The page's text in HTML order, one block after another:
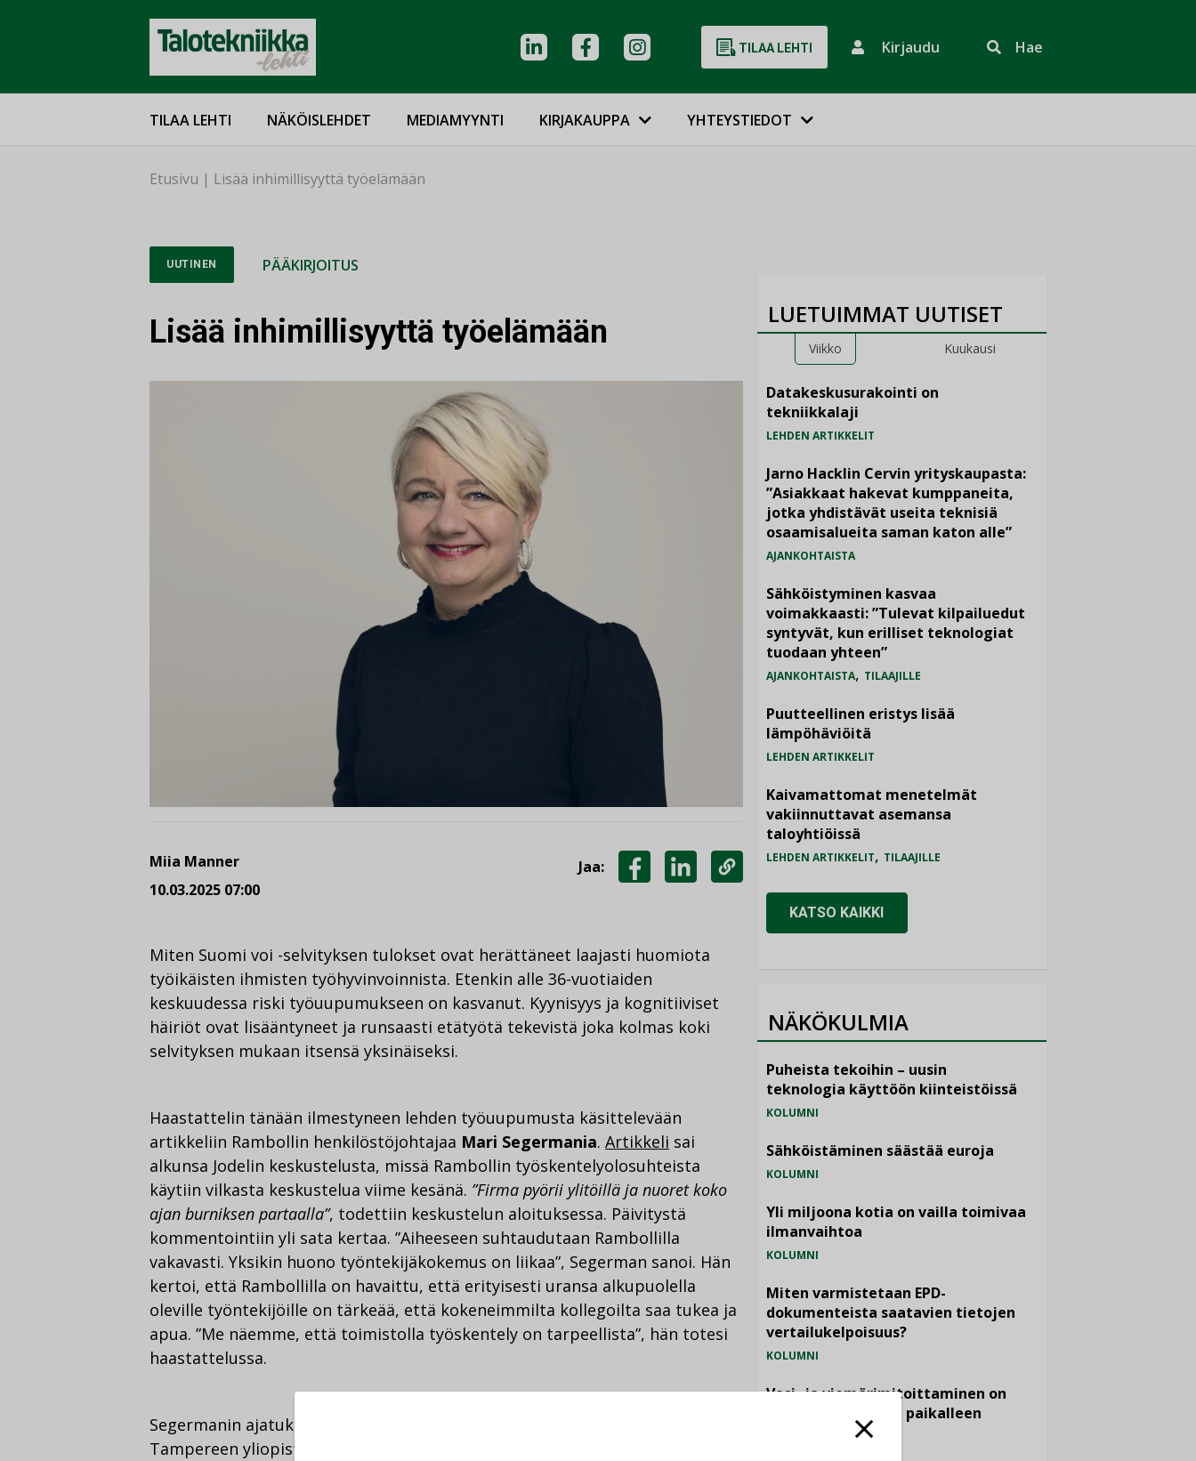
TILAA LEHTI Kirjaudu Hae
TILAA LEHTI NÄKÖISLEHDET MEDIAMYYNTI KIRJAKAUPPA YHTEYSTIEDOT
Etusivu | Lisää inhimillisyyttä työelämään
UUTINEN PÄÄKIRJOITUS
Lisää inhimillisyyttä työelämään
Miia Manner
10.03.2025 07:00
Jaa:
LINKEDINISSÄ
KOPIOI
Miten Suomi voi -selvityksen tulokset ovat herättäneet laajasti huomiota
työikäisten ihmisten työhyvinvoinnista. Etenkin alle 36-vuotiaiden
keskuudessa riski työuupumukseen on kasvanut. Kyynisyys ja kognitiiviset
häiriöt ovat lisääntyneet ja runsaasti etätyötä tekevistä joka kolmas koki
selvityksen mukaan itsensä yksinäiseksi.
Haastattelin tänään ilmestyneen lehden työuupumusta käsittelevään
artikkeliin Rambollin henkilöstöjohtajaa Mari Segermania. Artikkeli sai
alkunsa Jodelin keskustelusta, missä Rambollin työskentelyolosuhteista
käytiin vilkasta keskustelua viime kesänä. ”Firma pyörii ylitöillä ja nuoret koko
ajan burniksen partaalla”, todettiin keskustelun aloituksessa. Päivitystä
kommentointiin yli sata kertaa. ”Aiheeseen suhtaudutaan Rambollilla
vakavasti. Yksikin huono työntekijäkokemus on liikaa”, Segerman sanoi. Hän
kertoi, että Rambollilla on havaittu, että erityisesti uransa alkupuolella
oleville työntekijöille on tärkeää, että kokeneimmilta kollegoilta saa tukea ja
apua. ”Me näemme, että toimistolla työskentely on tarpeellista”, hän totesi
haastattelussa.
Segermanin ajatukset saavat vahvistusta helmikuussa julkaistusta,
Tampereen yliopiston Työuupumuksen alkulähteillä -tutkimushankkeen
LUETUIMMAT UUTISET
Viikko Kuukausi
Datakeskusurakointi on
tekniikkalaji
LEHDEN ARTIKKELIT
Jarno Hacklin Cervin yrityskaupasta:
”Asiakkaat hakevat kumppaneita,
jotka yhdistävät useita teknisiä
osaamisalueita saman katon alle”
AJANKOHTAISTA
Sähköistyminen kasvaa
voimakkaasti: ”Tulevat kilpailuedut
syntyvät, kun erilliset teknologiat
tuodaan yhteen”
AJANKOHTAISTA, TILAAJILLE
Puutteellinen eristys lisää
lämpöhäviöitä
LEHDEN ARTIKKELIT
Kaivamattomat menetelmät
vakiinnuttavat asemansa
taloyhtiöissä
LEHDEN ARTIKKELIT, TILAAJILLE
KATSO KAIKKI
NÄKÖKULMIA
Puheista tekoihin – uusin
teknologia käyttöön kiinteistöissä
KOLUMNI
Sähköistäminen säästää euroja
KOLUMNI
Yli miljoona kotia on vailla toimivaa
ilmanvaihtoa
KOLUMNI
Miten varmistetaan EPD-
dokumenteista saatavien tietojen
vertailukelpoisuus?
KOLUMNI
Vesi- ja viemärimitoittaminen on
jämähtänyt ajassa paikalleen